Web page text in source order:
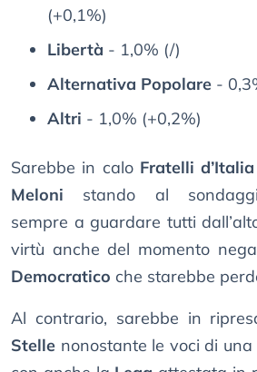
(+0,1%)
Libertà - 1,0% (/)
Alternativa Popolare -
Altri - 1,0% (+0,2%)
Sarebbe in calo Fratelli d’Italia
Meloni stando al
sempre a guardare tutti
virtù anche del momento
Democratico che starebbe
Al contrario, sarebbe in
Stelle nonostante le voci di una